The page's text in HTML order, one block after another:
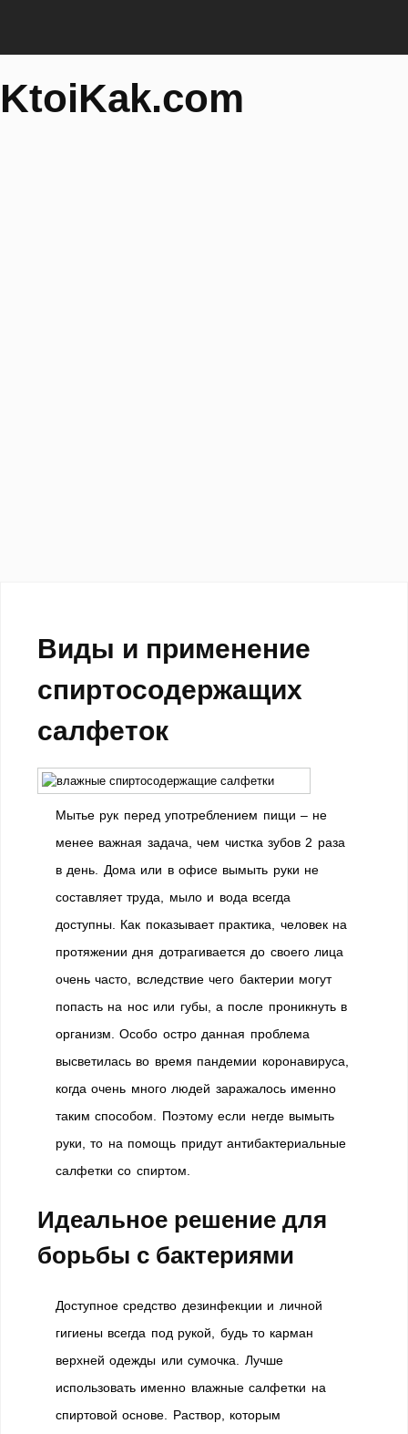
KtoiKak.com
Виды и применение
спиртосодержащих
салфеток
Мытье рук перед употреблением пищи – не
менее важная задача, чем чистка зубов 2 раза
в день. Дома или в офисе вымыть руки не
составляет труда, мыло и вода всегда
доступны. Как показывает практика, человек на
протяжении дня дотрагивается до своего лица
очень часто, вследствие чего бактерии могут
попасть на нос или губы, а после проникнуть в
организм. Особо остро данная проблема
высветилась во время пандемии коронавируса,
когда очень много людей заражалось именно
таким способом. Поэтому если негде вымыть
руки, то на помощь придут антибактериальные
салфетки со спиртом.
Идеальное решение для
борьбы с бактериями
Доступное средство дезинфекции и личной
гигиены всегда под рукой, будь то карман
верхней одежды или сумочка. Лучше
использовать именно влажные салфетки на
спиртовой основе. Раствор, которым